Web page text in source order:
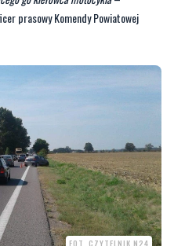
FOT. CZYTELNIK N24
do szpitala na badania.